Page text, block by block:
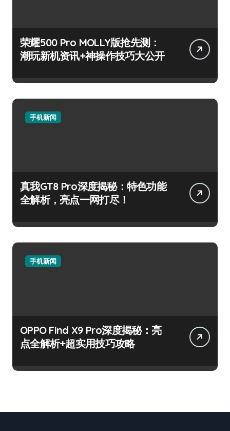
荣耀500 Pro MOLLY版抢先测：
潮玩新机资讯+神操作技巧大公开
手机新闻
真我GT8 Pro深度揭秘：特色功能
全解析，亮点一网打尽！
手机新闻
OPPO Find X9 Pro深度揭秘：亮
点全解析+超实用技巧攻略